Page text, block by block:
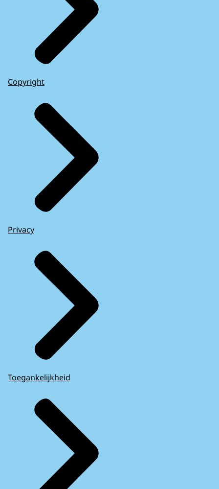
Copyright
Privacy
Toegankelijkheid